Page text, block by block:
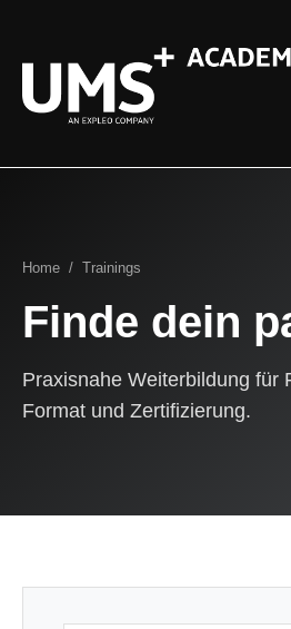
DE ▾
Home / Trainings
Finde dein
Praxisnahe Weiterbildung
Format und Zertifizierung.